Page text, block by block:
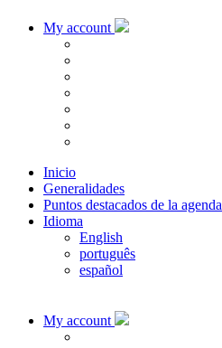
My account
Inicio
Generalidades
Puntos destacados de la agenda
Idioma
English
português
español
My account